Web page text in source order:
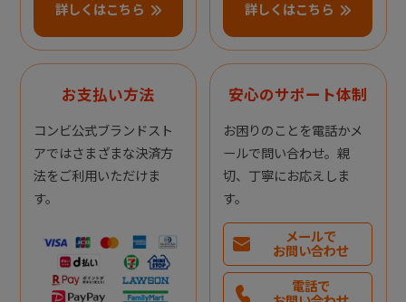
詳しくはこちら 詳しくはこちら
お支払い方法
コンビ公式ブランドスト
アではさまざまな決済方
法をご利用いただけま
す。
安心のサポート体制
お困りのことを電話かメ
ールで問い合わせ。親
切、丁寧にお応えしま
す。
メールで
お問い合わせ
電話で